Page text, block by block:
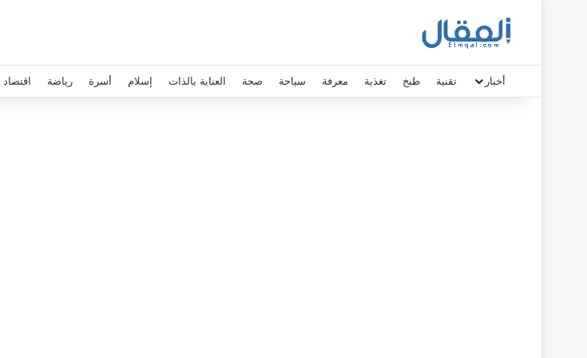
أخبار تقنية طبخ تغذية معرفة سياحة صحة العناية بالذات إسلام أسرة رياضة اقتصاد